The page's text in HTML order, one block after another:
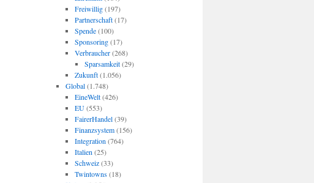
Freiwillig(197)
Partnerschaft(17)
Spende(100)
Sponsoring(17)
Verbraucher(268)
Sparsamkeit(29)
Zukunft(1.056)
Global(1.748)
EineWelt(426)
EU(553)
FairerHandel(39)
Finanzsystem(156)
Integration (764)
Italien (25)
Schweiz(33)
Twintowns(18)